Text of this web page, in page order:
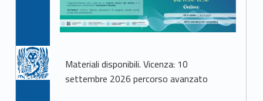
Materiali disponibili. Vicenza: 10
settembre 2026 percorso avanzato